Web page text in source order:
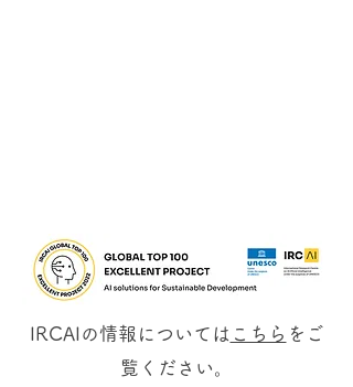
IRCAIの情報については こちら をご
覧ください。